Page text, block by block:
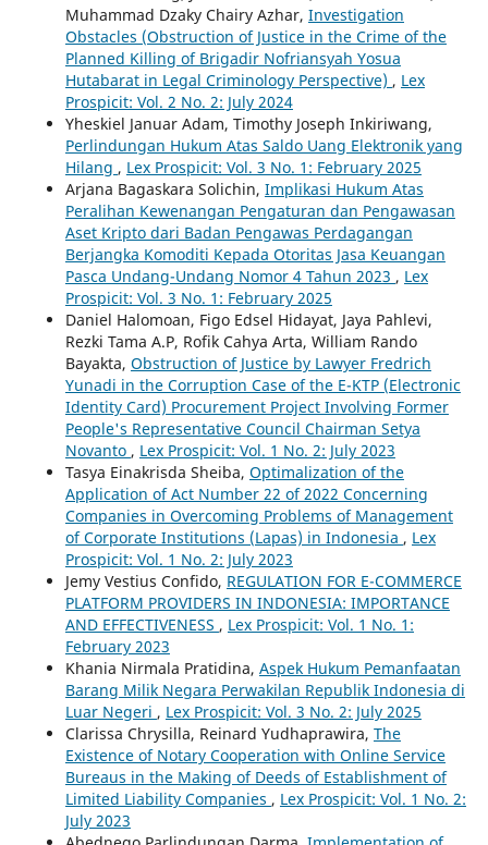
Muhammad Dzaky Chairy Azhar, Investigation
Obstacles (Obstruction of Justice in the Crime of the
Planned Killing of Brigadir Nofriansyah Yosua
Hutabarat in Legal Criminology Perspective) , Lex
Prospicit: Vol. 2 No. 2: July 2024
Yheskiel Januar Adam, Timothy Joseph Inkiriwang,
Perlindungan Hukum Atas Saldo Uang Elektronik yang
Hilang , Lex Prospicit: Vol. 3 No. 1: February 2025
Arjana Bagaskara Solichin, Implikasi Hukum Atas
Peralihan Kewenangan Pengaturan dan Pengawasan
Aset Kripto dari Badan Pengawas Perdagangan
Berjangka Komoditi Kepada Otoritas Jasa Keuangan
Pasca Undang-Undang Nomor 4 Tahun 2023 , Lex
Prospicit: Vol. 3 No. 1: February 2025
Daniel Halomoan, Figo Edsel Hidayat, Jaya Pahlevi,
Rezki Tama A.P, Rofik Cahya Arta, William Rando
Bayakta, Obstruction of Justice by Lawyer Fredrich
Yunadi in the Corruption Case of the E-KTP (Electronic
Identity Card) Procurement Project Involving Former
People's Representative Council Chairman Setya
Novanto , Lex Prospicit: Vol. 1 No. 2: July 2023
Tasya Einakrisda Sheiba, Optimalization of the
Application of Act Number 22 of 2022 Concerning
Companies in Overcoming Problems of Management
of Corporate Institutions (Lapas) in Indonesia , Lex
Prospicit: Vol. 1 No. 2: July 2023
Jemy Vestius Confido, REGULATION FOR E-COMMERCE
PLATFORM PROVIDERS IN INDONESIA: IMPORTANCE
AND EFFECTIVENESS , Lex Prospicit: Vol. 1 No. 1:
February 2023
Khania Nirmala Pratidina, Aspek Hukum Pemanfaatan
Barang Milik Negara Perwakilan Republik Indonesia di
Luar Negeri , Lex Prospicit: Vol. 3 No. 2: July 2025
Clarissa Chrysilla, Reinard Yudhaprawira, The
Existence of Notary Cooperation with Online Service
Bureaus in the Making of Deeds of Establishment of
Limited Liability Companies , Lex Prospicit: Vol. 1 No. 2:
July 2023